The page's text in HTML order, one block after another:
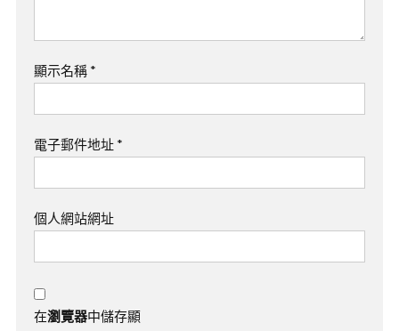
顯示名稱 *
電子郵件地址 *
個人網站網址
在瀏覽器中儲存顯